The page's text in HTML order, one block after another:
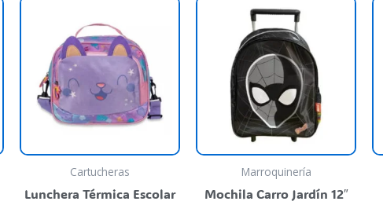
Cartucheras
Lunchera Térmica Escolar
Marroquinería
Mochila Carro Jardín 12″